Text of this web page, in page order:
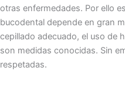
otras enfermedades. Por ello
bucodental depende en gran
cepillado adecuado, el uso de
son medidas conocidas. Sin
respetadas.